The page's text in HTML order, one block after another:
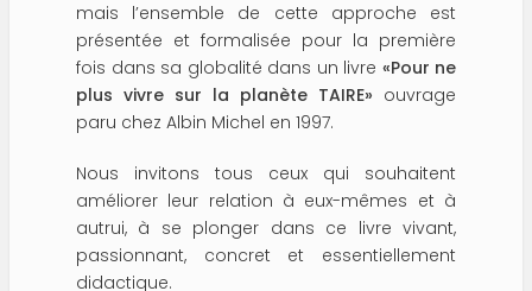
mais l’ensemble de cette approche est
présentée et formalisée pour la première
fois dans sa globalité dans un livre «Pour ne
plus vivre sur la planète TAIRE» ouvrage
paru chez Albin Michel en 1997.
Nous invitons tous ceux qui souhaitent
améliorer leur relation à eux-mêmes et à
autrui, à se plonger dans ce livre vivant,
passionnant, concret et essentiellement
didactique.